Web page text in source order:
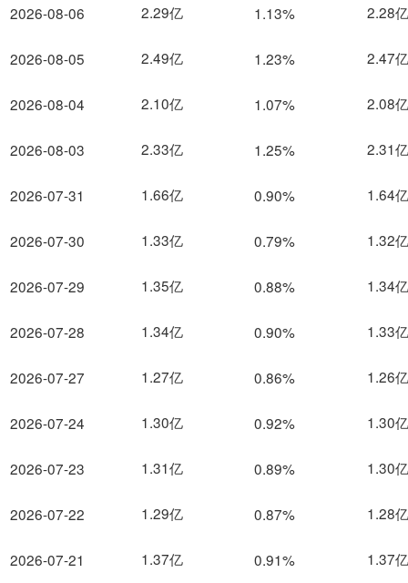
2026-08-06
2026-08-05
2026-08-04
2026-08-03
2026-07-31
2026-07-30
2026-07-29
2026-07-28
2026-07-27
2026-07-24
2026-07-23
2026-07-22
2026-07-21
2.29亿 1.13% 2.28亿
2.49亿 1.23% 2.47亿
2.10亿 1.07% 2.08亿
2.33亿 1.25% 2.31亿
1.66亿 0.90% 1.64亿
1.33亿 0.79% 1.32亿
1.35亿 0.88% 1.34亿
1.34亿 0.90% 1.33亿
1.27亿 0.86% 1.26亿
1.30亿 0.92% 1.30亿
1.31亿 0.89% 1.30亿
1.29亿 0.87% 1.28亿
1.37亿 0.91% 1.37亿